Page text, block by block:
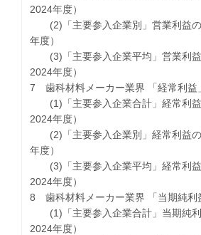
2024年度）
(2)「主要参入企業別」営業利益
年度）
(3)「主要参入企業平均」営業利益
2024年度）
7 歯科材料メーカー業界 「経常利益
(1)「主要参入企業合計」経常利益
2024年度）
(2)「主要参入企業別」経常利益
年度）
(3)「主要参入企業平均」経常利益
2024年度）
8 歯科材料メーカー業界 「当期純利
(1)「主要参入企業合計」当期純利
2024年度）